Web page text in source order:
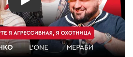
Смотреть видео YouTube